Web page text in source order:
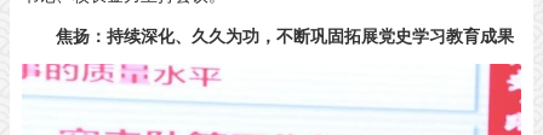
焦扬：持续深化、久久为功，不断巩固拓展党史学习教育成果